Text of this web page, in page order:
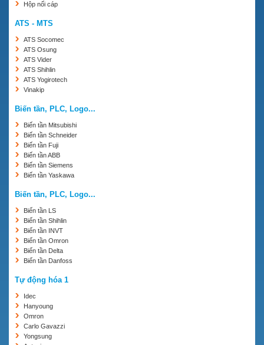
Hộp nối cáp
ATS - MTS
ATS Socomec
ATS Osung
ATS Vider
ATS Shihlin
ATS Yogirotech
Vinakip
Biến tần, PLC, Logo...
Biến tần Mitsubishi
Biến tần Schneider
Biến tần Fuji
Biến tần ABB
Biến tần Siemens
Biến tần Yaskawa
Biến tần, PLC, Logo...
Biến tần LS
Biến tần Shihlin
Biến tần INVT
Biến tần Omron
Biến tần Delta
Biến tần Danfoss
Tự động hóa 1
Idec
Hanyoung
Omron
Carlo Gavazzi
Yongsung